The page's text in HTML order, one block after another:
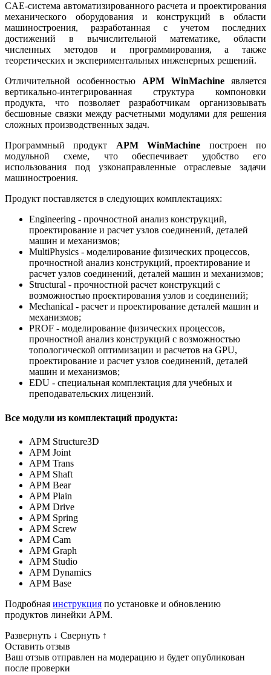
CAE-система автоматизированного расчета и проектирования
механического оборудования и конструкций в области
машиностроения, разработанная с учетом последних
достижений в вычислительной математике, области
численных методов и программирования, а также
теоретических и экспериментальных инженерных решений.
Отличительной особенностью APM WinMachine является
вертикально-интегрированная структура компоновки
продукта, что позволяет разработчикам организовывать
бесшовные связки между расчетными модулями для решения
сложных производственных задач.
Программный продукт APM WinMachine построен по
модульной схеме, что обеспечивает удобство его
использования под узконаправленные отраслевые задачи
машиностроения.
Продукт поставляется в следующих комплектациях:
Engineering - прочностной анализ конструкций,
проектирование и расчет узлов соединений, деталей
машин и механизмов;
MultiPhysics - моделирование физических процессов,
прочностной анализ конструкций, проектирование и
расчет узлов соединений, деталей машин и механизмов;
Structural - прочностной расчет конструкций с
возможностью проектирования узлов и соединений;
Mechanical - расчет и проектирование деталей машин и
механизмов;
PROF - моделирование физических процессов,
прочностной анализ конструкций с возможностью
топологической оптимизации и расчетов на GPU,
проектирование и расчет узлов соединений, деталей
машин и механизмов;
EDU - специальная комплектация для учебных и
преподавательских лицензий.
Все модули из комплектаций продукта:
APM Structure3D
APM Joint
APM Trans
APM Shaft
APM Bear
APM Plain
APM Drive
APM Spring
APM Screw
APM Cam
APM Graph
APM Studio
APM Dynamics
APM Base
Подробная инструкция по установке и обновлению
продуктов линейки АРМ.
Развернуть ↓ Свернуть ↑
Оставить отзыв
Ваш отзыв отправлен на модерацию и будет опубликован
после проверки